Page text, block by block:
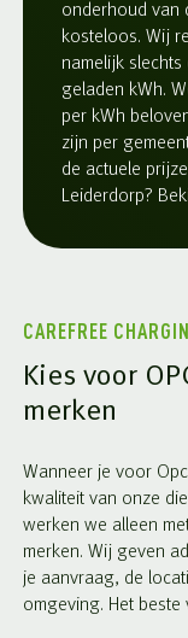
onderhoud van
kosteloos. Wij
namelijk
geladen kWh.
per kWh
zijn per
de actuele
Leiderdorp?
CAREFREE
Kies voor
merken
Wanneer je voor
kwaliteit van onze
werken we alleen
merken. Wij geven
je aanvraag, de
omgeving. Het